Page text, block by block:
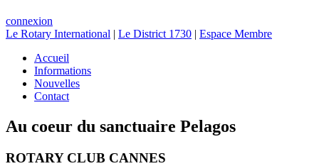
connexion
Le Rotary International | Le District 1730 | Espace Membre
Accueil
Informations
Nouvelles
Contact
Au coeur du sanctuaire Pelagos
ROTARY CLUB CANNES